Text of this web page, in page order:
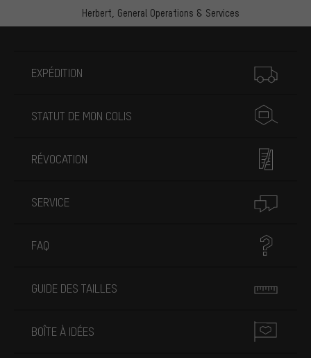
Herbert, General Operations & Services
EXPÉDITION
STATUT DE MON COLIS
RÉVOCATION
SERVICE
FAQ
GUIDE DES TAILLES
BOÎTE À IDÉES